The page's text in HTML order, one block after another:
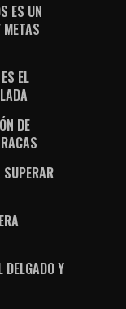
ES UN
EL
DE
DELGADO Y